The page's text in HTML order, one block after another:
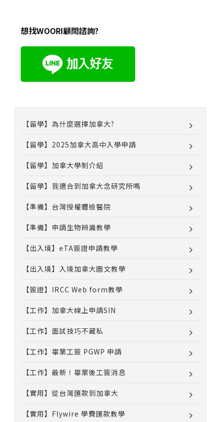
想找WOORI顧問諮詢?
【留學】為什麼選擇加拿大?
【留學】2025加拿大高中入學申請
【留學】加拿大學制介紹
【留學】我適合到加拿大念研究所嗎
【準備】台灣授權體檢醫院
【準備】申請生物辨識教學
【出入境】eTA簽證申請教學
【出入境】入境加拿大圖文教學
【簽證】IRCC Web form教學
【工作】加拿大線上申請SIN
【工作】面試技巧不藏私
【工作】畢業工簽 PGWP 申請
【工作】最新！畢業後工簽消息
【實用】從台灣匯款到加拿大
【實用】Flywire 學費匯款教學